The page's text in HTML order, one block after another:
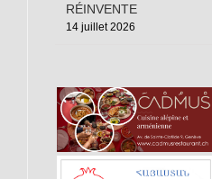
RÉINVENTE
14 juillet 2026